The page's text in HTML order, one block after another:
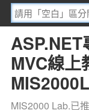
MVC線上
MIS2000 Lab.已